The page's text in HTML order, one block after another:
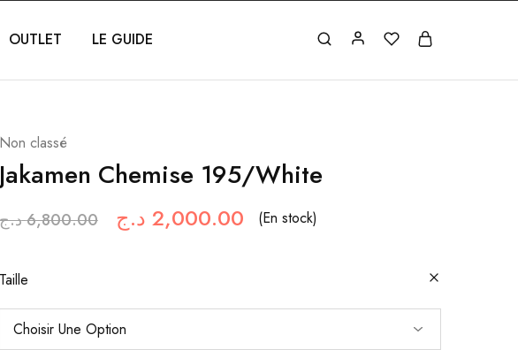
OUTLET LE GUIDE
Non classé
Jakamen Chemise 195/White
6,800.00د.ج 2,000.00 د.ج (En stock)
Taille